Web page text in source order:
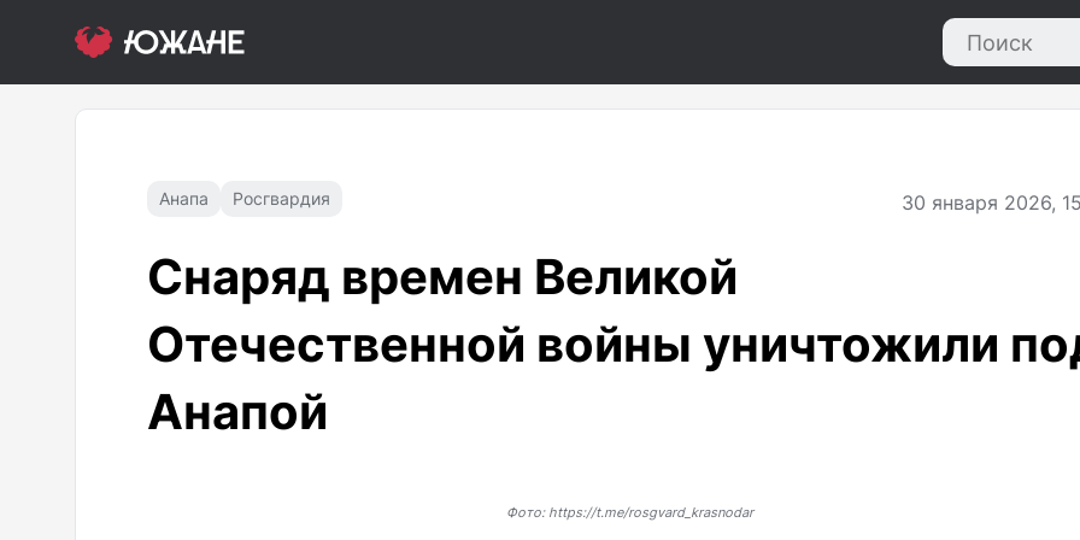
Анапа Росгвардия 30 января 2026,
Снаряд времен Великой
Отечественной войны уничтожили
Анапой
Фото: https://t.me/rosgvard_krasnodar